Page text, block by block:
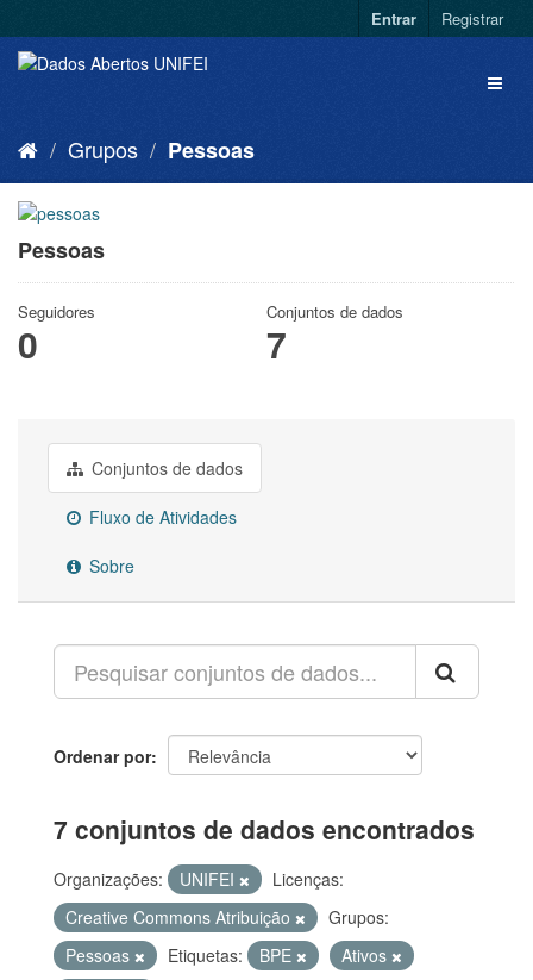
Entrar Registrar
Grupos Pessoas
Pessoas
Seguidores
0
Conjuntos de dados
7
Conjuntos de dados
Fluxo de Atividades
Sobre
Ordenar por
7 conjuntos de dados encontrados
Organizações: UNIFEI
Licenças:
Creative Commons Atribuição
Grupos:
Pessoas
Etiquetas: BPE
Ativos